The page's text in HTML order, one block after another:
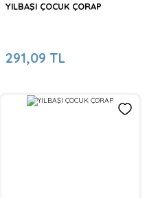
YILBAŞI ÇOCUK ÇORAP
291,09 TL